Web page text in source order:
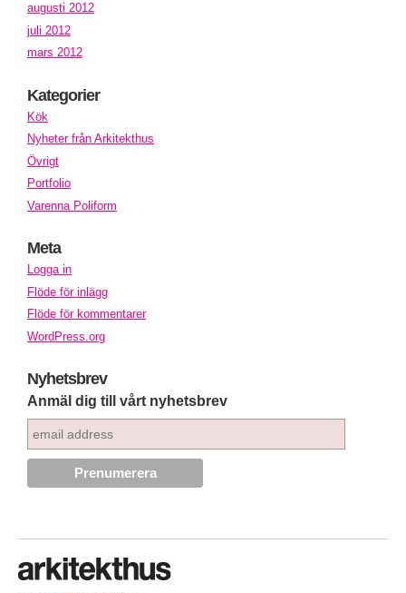
augusti 2012
juli 2012
mars 2012
Kategorier
Kök
Nyheter från Arkitekthus
Övrigt
Portfolio
Varenna Poliform
Meta
Logga in
Flöde för inlägg
Flöde för kommentarer
WordPress.org
Nyhetsbrev
Anmäl dig till vårt nyhetsbrev